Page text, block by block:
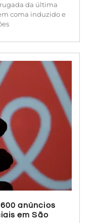
da última
coma induzido e
anúncios
em São